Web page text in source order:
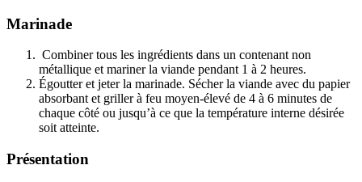
Marinade
Combiner tous les ingrédients dans un contenant non
métallique et mariner la viande pendant 1 à 2 heures.
Égoutter et jeter la marinade. Sécher la viande avec du papier
absorbant et griller à feu moyen-élevé de 4 à 6 minutes de
chaque côté ou jusqu’à ce que la température interne désirée
soit atteinte.
Présentation